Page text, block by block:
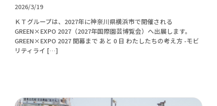
2026/3/19
ＫＴグループは、2027年に神奈川県横浜市で開催される
GREEN×EXPO 2027（2027年国際園芸博覧会）へ出展します。
GREEN×EXPO 2027 開幕まで あと 0 日 わたしたちの考え方 -モビ
リティライ […]